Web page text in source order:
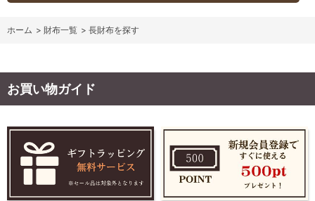
ホーム > 財布一覧 > 長財布を探す
お買い物ガイド